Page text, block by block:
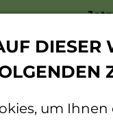
DIESER
um